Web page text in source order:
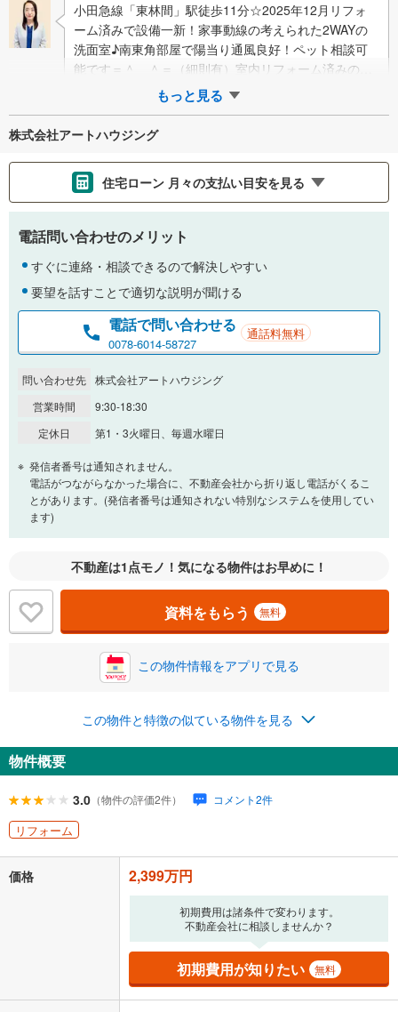
小田急線「東林間」駅徒歩11分☆2025年12月リフォ
ーム済みで設備一新！家事動線の考えられた2WAYの
洗面室♪南東角部屋で陽当り通風良好！ペット相談可
能です＝＾＿＾＝（細則有）室内リフォーム済みのフ
ァミリー向け中古マンションです…
もっと見る
株式会社アートハウジング
住宅ローン 月々の支払い目安を見る
支払いの目安をシミュレーションすることができます。
金利
0.01%
一般的には最長35年まで借り入れ可能です。多くの金融機関
閉じる
頭金
0万円 2,399万円
自己資金から住宅購入にかけられる金額を入力してくださ
閉じる
ボーナス
万円
0円
ナス時の増額分（1回分）を入力してください。
閉じる
月々の返済額
（頭金比率
＋修繕積立金 23,960 円＋管理費 27,887円
上、ご自身での入力をお願いいたします。初期設定で自動入力されてい
る値は、実際の金融機関等における貸出金利とは何ら関係がなく、実際
済方法「元利均等返済」にて算出しております。入力された金利を35年
適用した場合の計算結果を表示しています。
その他月額費用や、初期費用がかかります。ご注意ください。実際にお
借り入れの際は各金融機関等に、必ずご自身でご確認をお願いいたしま
条件によってお借り入れができないことがあります。
電話問い合わせのメリット
すぐに連絡・相談できるので解決しやすい
要望を話すことで適切な説明が聞ける
電話で問い合わせる
0078-6014-58727
通話料無料
問い合わせ先 株式会社アートハウジング
営業時間
9:30-18:30
定休日
第1・3火曜日、毎週水曜日
発信者番号は通知されません。
電話がつながらなかった場合に、不動産会社から折り返し電話がくるこ
とがあります。(発信者番号は通知されない特別なシステムを使用してい
ます)
不動産は1点モノ！気になる物件はお早めに！
資料をもらう 無料
この物件情報をアプリで見る
この物件と特徴の似ている物件を見る
物件概要
3.0 （物件の評価2件） コメント2件
リフォーム
価格 2,399万円
初期費用は諸条件で変わります。
不動産会社に相談しませんか？
初期費用が知りたい 無料